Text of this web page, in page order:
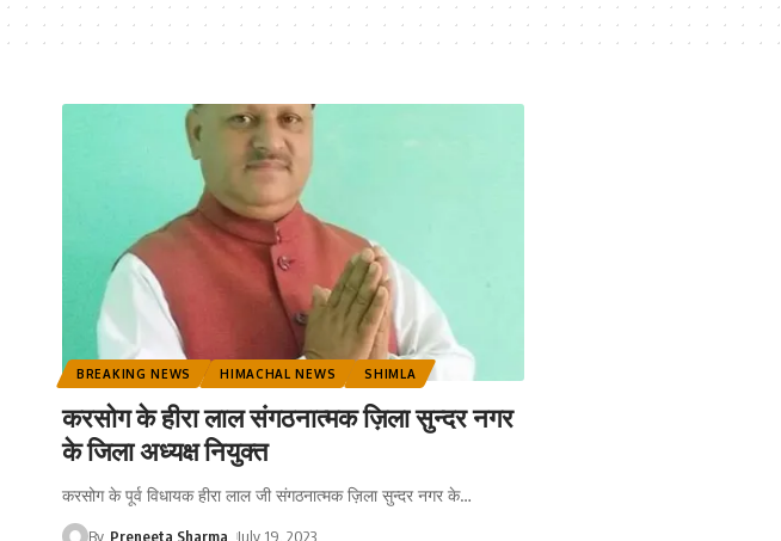
BREAKING NEWS HIMACHAL NEWS SHIMLA
करसोग के हीरा लाल संगठनात्मक ज़िला सुन्दर नगर
के जिला अध्यक्ष नियुक्त
करसोग के पूर्व विधायक हीरा लाल जी संगठनात्मक ज़िला सुन्दर नगर के…
By Preneeta Sharma July 19, 2023